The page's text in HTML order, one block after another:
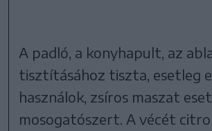
A padló, a konyhapult, az
tisztításához tiszta, esetleg
használok, zsíros maszat
mosogatószert. A vécét